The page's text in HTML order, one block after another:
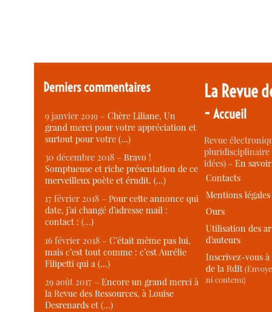
Derniers commentaires
9 janvier 2019 –Chère Liliane, Un
grand merci pour votre appréciation et
surtout pour votre (…)
30 décembre 2018 –Bravo !
Somptueuse et riche présentation de ce
merveilleux poète et érudit. (…)
17 février 2018 –Pour cette annonce qui
date, j’ai changé d’adresse mail :
contact : (…)
16 février 2018 –C’était même pas lui,
mais c’est tout comme : c’est Aurélie
Filipetti qui a (…)
29 août 2017 –Encore un grand merci à
la Revue des Ressources, à Louise
Desrenards et (…)
La Revue
-Accueil
Revue
idées) -En
Contacts
Mentions légales
Ours
Utilisation des
d’auteurs
Inscrivez-vous
de la RdR
ni contenu)